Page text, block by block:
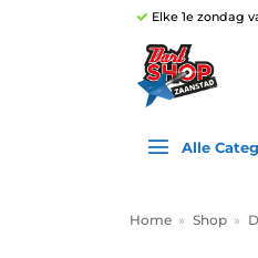
Elke 1e zondag
Alle
Home » Shop »